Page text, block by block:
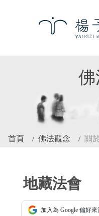
首頁 佛法觀念 關
地藏法會
加入為 Google 偏好來